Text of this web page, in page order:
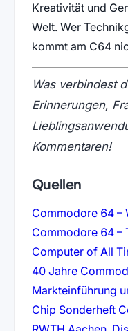
Kreativität und
Welt. Wer
kommt am C64
Was verbindest
Erinnerungen,
Kommentaren!
Quellen
Commodore 64 –
Commodore 64 –
Computer of All
40 Jahre
Markteinführung
Chip Sonderheft